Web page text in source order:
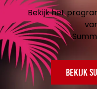
Bekijk het
Bekijk